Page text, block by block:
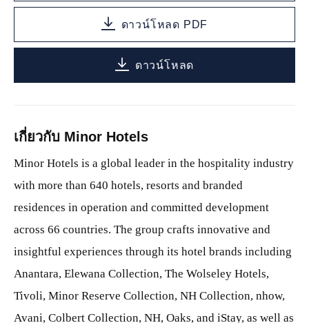
ดาวน์โหลด PDF
ดาวน์โหลด
เกี่ยวกับ Minor Hotels
Minor Hotels is a global leader in the hospitality industry
with more than 640 hotels, resorts and branded
residences in operation and committed development
across 66 countries. The group crafts innovative and
insightful experiences through its hotel brands including
Anantara, Elewana Collection, The Wolseley Hotels,
Tivoli, Minor Reserve Collection, NH Collection, nhow,
Avani, Colbert Collection, NH, Oaks, and iStay, as well as